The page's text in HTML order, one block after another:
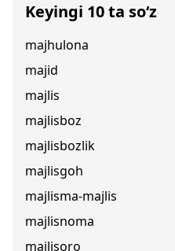
Keyingi 10 ta so‘z
majhulona
majid
majlis
majlisboz
majlisbozlik
majlisgoh
majlisma-majlis
majlisnoma
majlisoro